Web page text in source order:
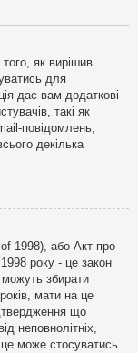
як вирішив
для
дає вам додаткові
такі як
повідомлень,
декілька
1998), або Акт про
1998 року - це закон
збирати
мати на це
що
неповнолітніх,
може стосуватись